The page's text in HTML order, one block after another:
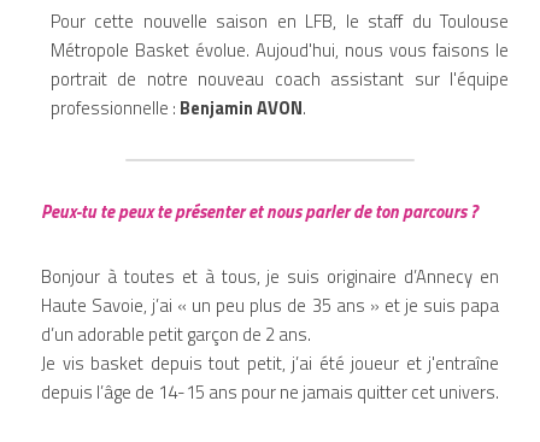
Pour cette nouvelle saison en LFB, le staff du Toulouse
Métropole Basket évolue. Aujoud'hui, nous vous faisons le
portrait de notre nouveau coach assistant sur l'équipe
professionnelle : Benjamin AVON.
Peux-tu te peux te présenter et nous parler de ton parcours ?
Bonjour à toutes et à tous, je suis originaire d’Annecy en
Haute Savoie, j’ai « un peu plus de 35 ans » et je suis papa
d’un adorable petit garçon de 2 ans.
Je vis basket depuis tout petit, j’ai été joueur et j'entraîne
depuis l’âge de 14-15 ans pour ne jamais quitter cet univers.